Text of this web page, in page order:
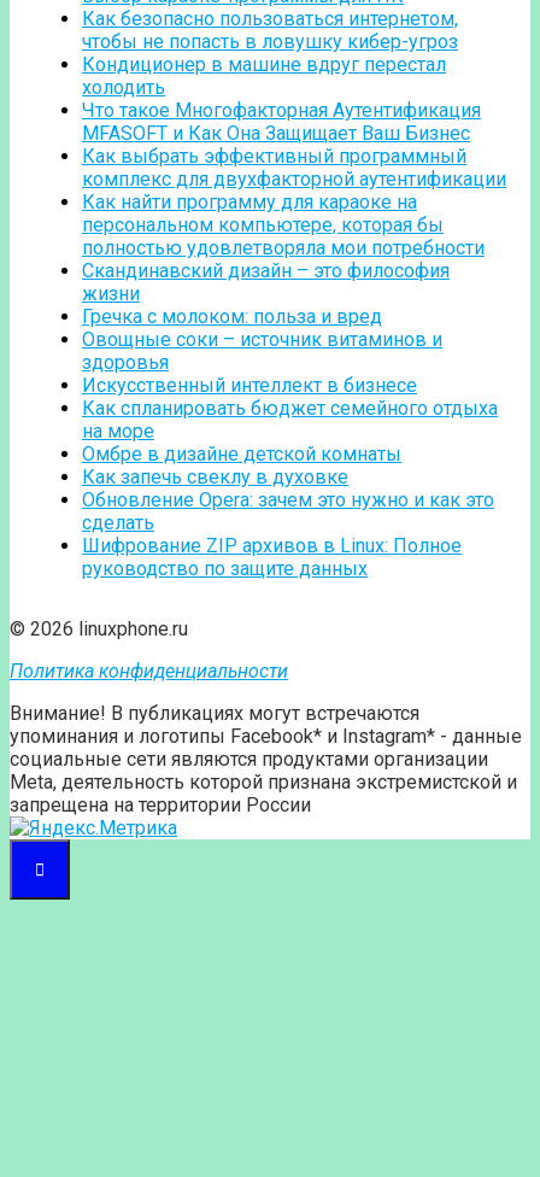
Как безопасно пользоваться интернетом,
чтобы не попасть в ловушку кибер-угроз
Кондиционер в машине вдруг перестал
холодить
Что такое Многофакторная Аутентификация
MFASOFT и Как Она Защищает Ваш Бизнес
Как выбрать эффективный программный
комплекс для двухфакторной аутентификации
Как найти программу для караоке на
персональном компьютере, которая бы
полностью удовлетворяла мои потребности
Скандинавский дизайн – это философия
жизни
Гречка с молоком: польза и вред
Овощные соки – источник витаминов и
здоровья
Искусственный интеллект в бизнесе
Как спланировать бюджет семейного отдыха
на море
Омбре в дизайне детской комнаты
Как запечь свеклу в духовке
Обновление Opera: зачем это нужно и как это
сделать
Шифрование ZIP архивов в Linux: Полное
руководство по защите данных
© 2026 linuxphone.ru
Политика конфиденциальности
Внимание! В публикациях могут встречаются
упоминания и логотипы Facebook* и Instagram* - данные
социальные сети являются продуктами организации
Meta, деятельность которой признана экстремистской и
запрещена на территории России